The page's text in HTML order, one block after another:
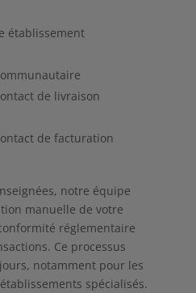
établissement
de livraison
de facturation
notre équipe
manuelle de votre
réglementaire
Ce processus
notamment pour les
spécialisés.